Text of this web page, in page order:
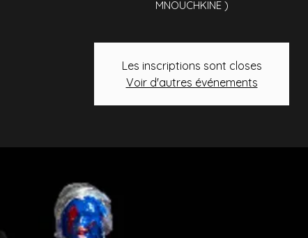
MNOUCHKINE )
Les inscriptions sont closes
Voir d'autres événements